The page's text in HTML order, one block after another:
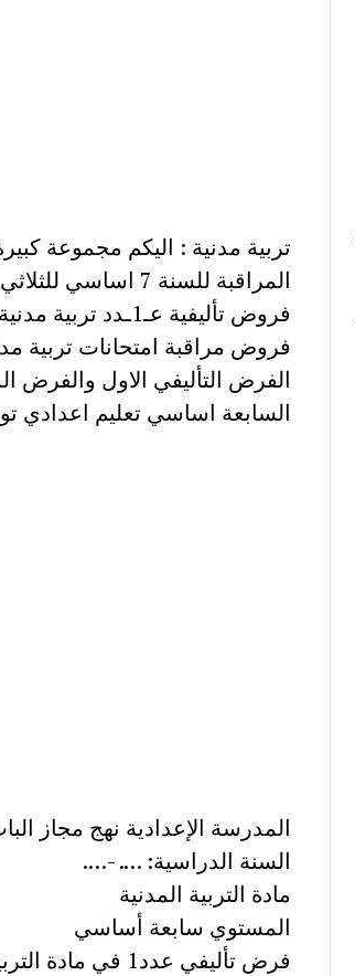
تربية مدنية : اليكم مجموعة
المراقبة للسنة 7 اساسي للثلاثي الاول
فروض تأليفية
فروض مراقبة امتحانات تربية مدنية
الفرض التأليفي الاول والفرض
السابعة اساسي تعليم اعدادي
المدرسة الإعدادية نهج مجاز
السنة الدراسية: …. -….
مادة التربية المدنية
المستوي سابعة أساسي